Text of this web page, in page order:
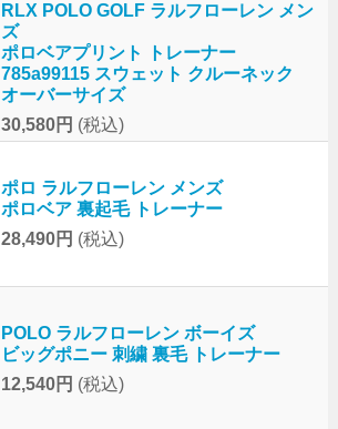
RLX POLO GOLF ラルフローレン メン
ズ
ポロベアプリント トレーナー
785a99115 スウェット クルーネック
オーバーサイズ
30,580円 (税込)
ポロ ラルフローレン メンズ
ポロベア 裏起毛 トレーナー
28,490円 (税込)
POLO ラルフローレン ボーイズ
ビッグポニー 刺繍 裏毛 トレーナー
12,540円 (税込)